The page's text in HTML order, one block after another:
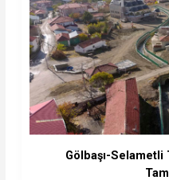
Gölbaşı-Selametli